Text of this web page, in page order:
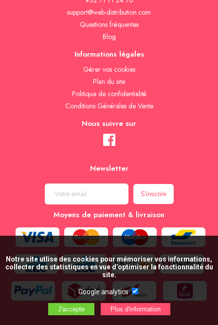
support@web-distribution.com
Questions fréquentes
Blog
Informations légales
Gèrer vos cookies
Plan du site
Politique de confidentialité
Conditions Générales de Vente
Nous suivre sur
Newsletter
Moyens de paiement & livraison
Notre site utlise des cookies pour mémoriser vos informations,
collecter des statistiques en vue d’optimiser la fonctionnalité du
site.
Google analytics